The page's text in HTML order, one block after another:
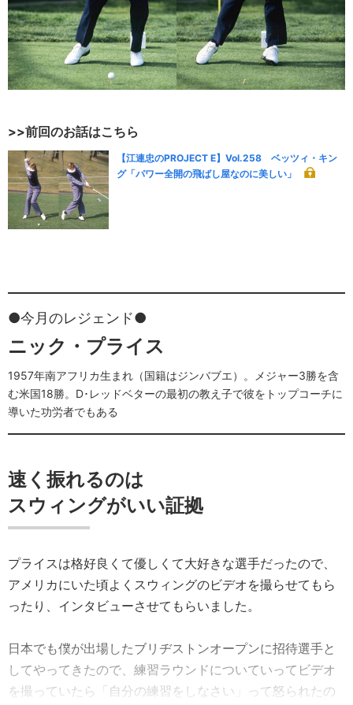
>>前回のお話はこちら
【江連忠のPROJECT E】Vol.258 ベッツィ・キン
グ「パワー全開の飛ばし屋なのに美しい」
●今月のレジェンド●
ニック・プライス
1957年南アフリカ生まれ（国籍はジンバブエ）。メジャー3勝を含
む米国18勝。D･レッドベターの最初の教え子で彼をトップコーチに
導いた功労者でもある
速く振れるのは
スウィングがいい証拠
プライスは格好良くて優しくて大好きな選手だったので、
アメリカにいた頃よくスウィングのビデオを撮らせてもら
ったり、インタビューさせてもらいました。
日本でも僕が出場したブリヂストンオープンに招待選手と
してやってきたので、練習ラウンドについていってビデオ
を撮っていたら「自分の練習をしなさい」って怒られたの